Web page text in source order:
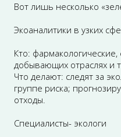
Вот лишь несколько
Экоаналитики в узких
Кто:
добывающих отраслях и
Что делают: следят за
группе риска;
отходы.
Специалисты- экологи